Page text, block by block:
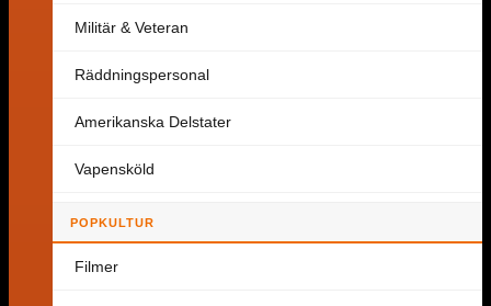
Militär & Veteran
Räddningspersonal
Amerikanska Delstater
Vapensköld
POPKULTUR
Filmer